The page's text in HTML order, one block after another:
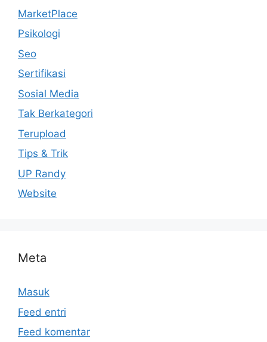
MarketPlace
Psikologi
Seo
Sertifikasi
Sosial Media
Tak Berkategori
Terupload
Tips & Trik
UP Randy
Website
Meta
Masuk
Feed entri
Feed komentar